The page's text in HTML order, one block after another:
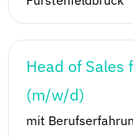
Head of Sales
(m/w/d)
mit